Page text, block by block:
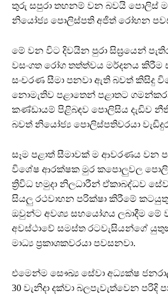
තුරු සපුරා තහනම් වන බවයි පොලිස්
නියෝජ්‍ය පොලිස්පති අජිත් රෝහන
මේ වන විට දිවයින පුරා සිඝ්‍රයෙන්
වසංගත රෝග තත්ත්වය මර්දනය කිරීම
සංචරණ සීමා පනවා ඇති බවත් කිසිදු
නොමැතිව පළාතෙන් පළාතට
කණ්ඩායම් පිළිබඳව පොලිසිය දැඩිව
බවත් නියෝජ්‍ය පොලිස්පතිවරයා
සෑම පළාත් සීමාවක් ම ආවරණය වන
විශේෂ ආරක්ෂක මුර කපොලුවල
ත්‍රිවිධ හමුදා නිලධාරීන් ඒකාබද්ධව
සියලු රථවාහන පරික්ෂා කිරීමේ
ඔවුන්ට අවශ්‍ය සහයෝගය ලබාදීම මේ
අවස්ථාවේ සමස්ත රටවැසියන්ගේ
මාධ්‍ය ප්‍රකාශකවරයා පවසනවා.
එමෙන්ම සෞඛ්‍ය සේවා අධ්‍යක්ෂ
30 වැනිදා දක්වා බලපැවැත්වෙන